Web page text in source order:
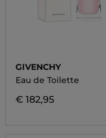
GIVENCHY
Eau de Toilette
€ 182,95